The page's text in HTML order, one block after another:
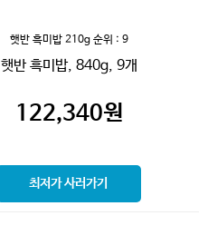
햇반 흑미밥 210g순위 : 9
햇반 흑미밥, 840g, 9개
122,340원
최저가 사러가기